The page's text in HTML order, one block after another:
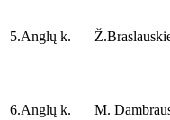
5.Anglų k.
6.Anglų k. M.